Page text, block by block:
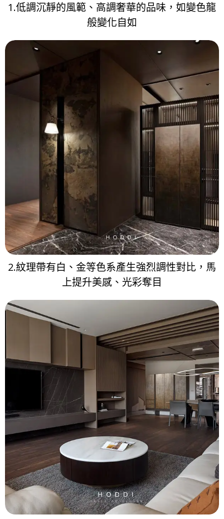
1.低調沉靜的風範、高調奢華的品味，如變色龍
般變化自如
2.紋理帶有白、金等色系產生強烈調性對比，馬
上提升美感、光彩奪目